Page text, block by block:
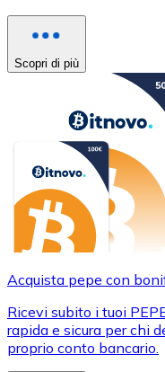
Scopri di più
Acquista pepe con
Ricevi subito i tuoi
rapida e sicura per chi
proprio conto bancario.